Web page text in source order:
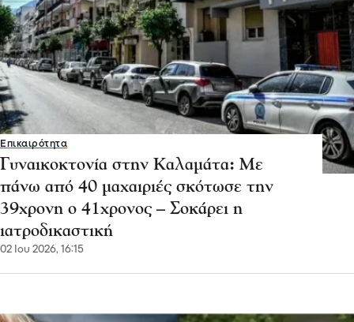
Επικαιρότητα
Γυναικοκτονία στην Καλαμάτα: Με
πάνω από 40 μαχαιριές σκότωσε την
39χρονη ο 41χρονος – Σοκάρει η
ιατροδικαστική
02 Ιου 2026, 16:15